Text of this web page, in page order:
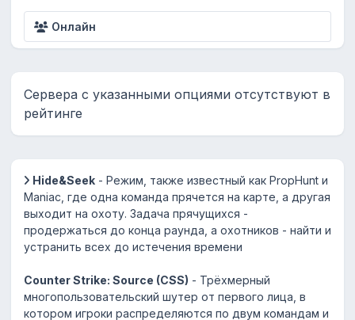
Онлайн
Сервера с указанными опциями отсутствуют в
рейтинге
Hide&Seek - Режим, также известный как PropHunt и
Maniac, где одна команда прячется на карте, а другая
выходит на охоту. Задача прячущихся -
продержаться до конца раунда, а охотников - найти и
устранить всех до истечения времени
Counter Strike: Source (CSS) - Трёхмерный
многопользовательский шутер от первого лица, в
котором игроки распределяются по двум командам и